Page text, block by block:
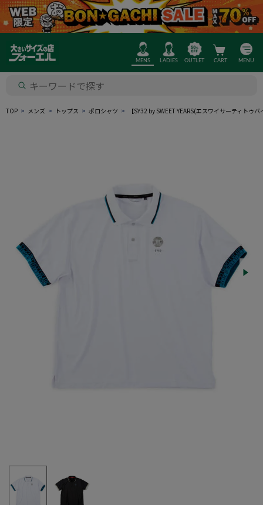
MENS LADIES OUTLET CART MENU
TOP メンズ トップス ポロシャツ 【SY32 by SWEET YEARS(エスワイサーティト